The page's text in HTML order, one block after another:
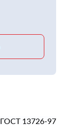
ГОСТ 13726-97